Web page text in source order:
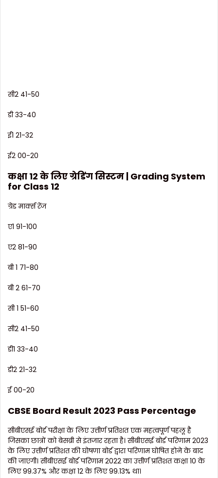
सी2 41-50
डी 33-40
ई1 21-32
ई2 00-20
कक्षा 12 के लिए ग्रेडिंग सिस्टम | Grading System
for Class 12
ग्रेड मार्क्स रेंज
ए1 91-100
ए2 81-90
बी 1 71-80
बी 2 61-70
सी 1 51-60
सी2 41-50
डी1 33-40
डी2 21-32
ई 00-20
CBSE Board Result 2023 Pass Percentage
सीबीएसई बोर्ड परीक्षा के लिए उत्तीर्ण प्रतिशत एक महत्वपूर्ण पहलू है
जिसका छात्रों को बेसब्री से इंतजार रहता है। सीबीएसई बोर्ड परिणाम 2023
के लिए उत्तीर्ण प्रतिशत की घोषणा बोर्ड द्वारा परिणाम घोषित होने के बाद
की जाएगी। सीबीएसई बोर्ड परिणाम 2022 का उत्तीर्ण प्रतिशत कक्षा 10 के
लिए 99.37% और कक्षा 12 के लिए 99.13% था।